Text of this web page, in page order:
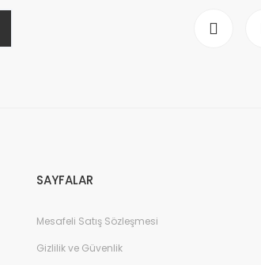
SAYFALAR
Mesafeli Satış Sözleşmesi
Gizlilik ve Güvenlik